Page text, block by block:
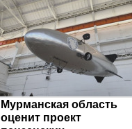
Мурманская область
оценит проект